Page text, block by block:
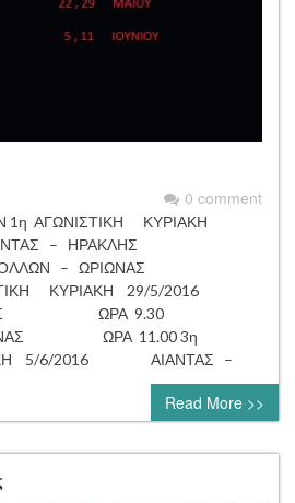
0 comment
ΑΓΩΝΙΣΤΙΚΗ ΚΥΡΙΑΚΗ
– ΗΡΑΚΛΗΣ
– ΩΡΙΩΝΑΣ
ΚΥΡΙΑΚΗ 29/5/2016
ΩΡΑ 9.30
ΩΡΑ 11.00 3η
5/6/2016 ΑΙΑΝΤΑΣ –
Read More >>